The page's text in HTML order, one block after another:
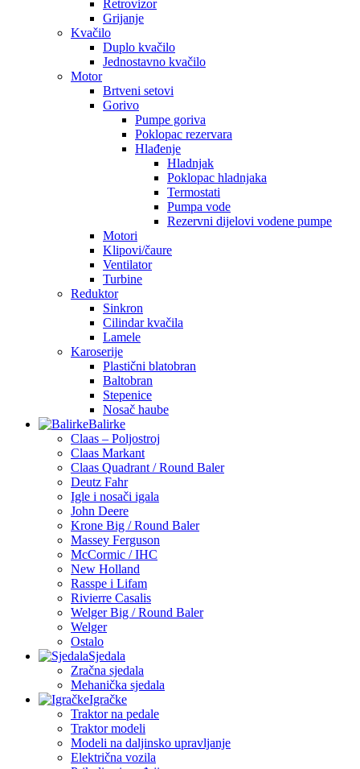
Retrovizor
Grijanje
Kvačilo
Duplo kvačilo
Jednostavno kvačilo
Motor
Brtveni setovi
Gorivo
Pumpe goriva
Poklopac rezervara
Hlađenje
Hladnjak
Poklopac hladnjaka
Termostati
Pumpa vode
Rezervni dijelovi vodene pumpe
Motori
Klipovi/čaure
Ventilator
Turbine
Reduktor
Sinkron
Cilindar kvačila
Lamele
Karoserije
Plastični blatobran
Baltobran
Stepenice
Nosač haube
Balirke
Claas – Poljostroj
Claas Markant
Claas Quadrant / Round Baler
Deutz Fahr
Igle i nosači igala
John Deere
Krone Big / Round Baler
Massey Ferguson
McCormic / IHC
New Holland
Rasspe i Lifam
Rivierre Casalis
Welger Big / Round Baler
Welger
Ostalo
Sjedala
Zračna sjedala
Mehanička sjedala
Igračke
Traktor na pedale
Traktor modeli
Modeli na daljinsko upravljanje
Električna vozila